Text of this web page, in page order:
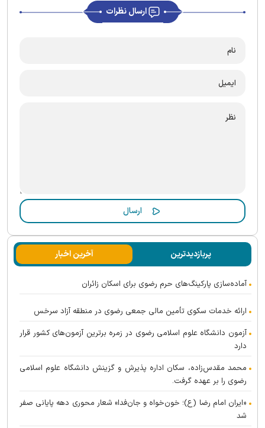
ارسال نظرات
پربازدیدترین آخرین اخبار
آماده‌سازی پارکینگ‌های حرم رضوی برای اسکان زائران
ارائه خدمات سکوی تأمین مالی جمعی رضوی در منطقه آزاد سرخس
آزمون دانشگاه علوم اسلامی رضوی در زمره برترین آزمون‌های کشور قرار
دارد
محمد مقدس‌زاده، سکان اداره پذیرش و گزینش دانشگاه علوم اسلامی
رضوی را بر عهده گرفت.
«ایران امام رضا (ع)؛ خون‌خواه و جان‌فدا» شعار محوری دهه پایانی صفر
شد